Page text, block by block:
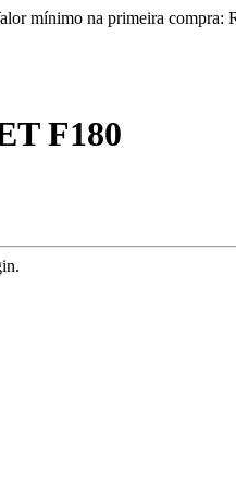
mínimo na primeira compra:
F180